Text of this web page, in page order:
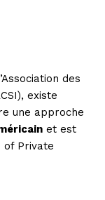
des
existe
une approche
et est
of Private